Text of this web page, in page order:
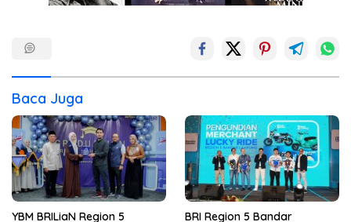
Baca Juga
YBM BRILiaN Region 5
BRI Region 5 Bandar